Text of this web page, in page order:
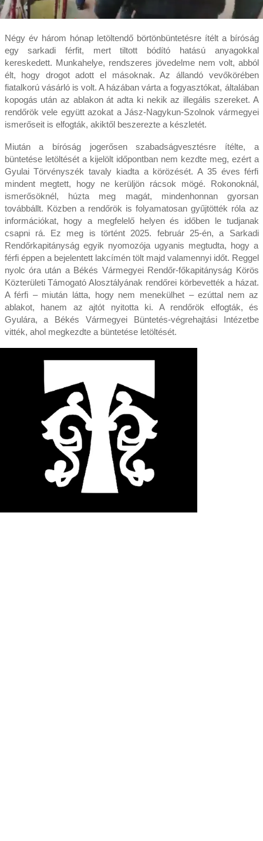
Négy év három hónap letöltendő börtönbüntetésre ítélt a bíróság
egy sarkadi férfit, mert tiltott bódító hatású anyagokkal
kereskedett. Munkahelye, rendszeres jövedelme nem volt, abból
élt, hogy drogot adott el másoknak. Az állandó vevőkörében
fiatalkorú vásárló is volt. A házában várta a fogyasztókat, általában
kopogás után az ablakon át adta ki nekik az illegális szereket. A
rendőrök vele együtt azokat a Jász-Nagykun-Szolnok vármegyei
ismerőseit is elfogták, akiktől beszerezte a készletét.
Miután a bíróság jogerősen szabadságvesztésre ítélte, a
büntetése letöltését a kijelölt időpontban nem kezdte meg, ezért a
Gyulai Törvényszék tavaly kiadta a körözését. A 35 éves férfi
mindent megtett, hogy ne kerüljön rácsok mögé. Rokonoknál,
ismerősöknél, húzta meg magát, mindenhonnan gyorsan
továbbállt. Közben a rendőrök is folyamatosan gyűjtötték róla az
információkat, hogy a megfelelő helyen és időben le tudjanak
csapni rá. Ez meg is történt 2025. február 25-én, a Sarkadi
Rendőrkapitányság egyik nyomozója ugyanis megtudta, hogy a
férfi éppen a bejelentett lakcímén tölt majd valamennyi időt. Reggel
nyolc óra után a Békés Vármegyei Rendőr-főkapitányság Körös
Közterületi Támogató Alosztályának rendőrei körbevették a házat.
A férfi – miután látta, hogy nem menekülhet – ezúttal nem az
ablakot, hanem az ajtót nyitotta ki. A rendőrök elfogták, és
Gyulára, a Békés Vármegyei Büntetés-végrehajtási Intézetbe
vitték, ahol megkezdte a büntetése letöltését.